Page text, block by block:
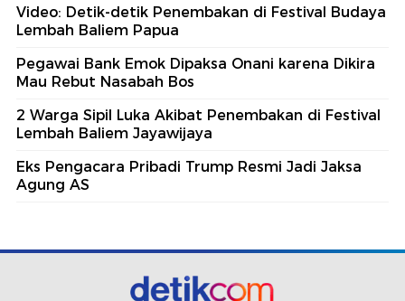
Video: Detik-detik Penembakan di Festival Budaya
Lembah Baliem Papua
Pegawai Bank Emok Dipaksa Onani karena Dikira
Mau Rebut Nasabah Bos
2 Warga Sipil Luka Akibat Penembakan di Festival
Lembah Baliem Jayawijaya
Eks Pengacara Pribadi Trump Resmi Jadi Jaksa
Agung AS